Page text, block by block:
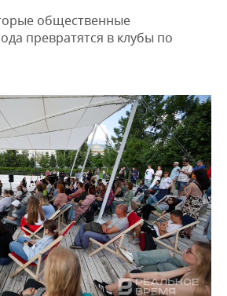
ПФО
общественные
превратятся в клубы по